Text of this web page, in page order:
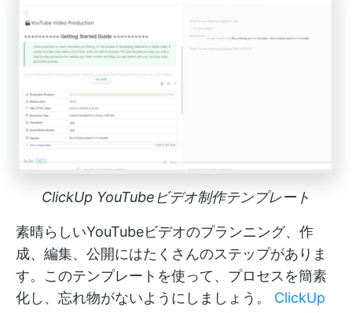
ClickUp YouTubeビデオ制作テンプレート
素晴らしいYouTubeビデオのプランニング、作
成、編集、公開にはたくさんのステップがありま
す。このテンプレートを使って、プロセスを簡素
化し、忘れ物がないようにしましょう。 ClickUp